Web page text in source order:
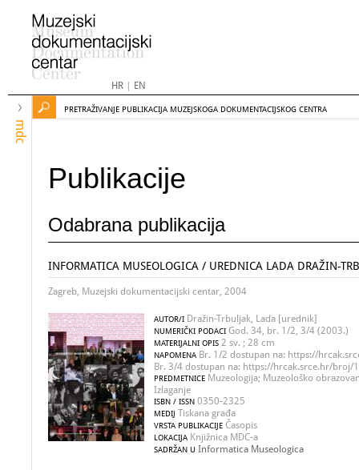
HR| EN
mdc
PRETRAŽIVANJE PUBLIKACIJA MUZEJSKOGA DOKUMENTACIJSKOG CENTRA
Publikacije
Odabrana publikacija
INFORMATICA MUSEOLOGICA / UREDNICA LADA DRAŽIN-
Zagreb, Muzejski dokumentacijski centar, 2004
AUTOR/I Dražin-Trbuljak, Lada [urednik]
NUMERIČKI PODACI God. 34, br. 1/2, 3/4 (2003.)
MATERIJALNI OPIS 2 sv. ; 28 cm
NAPOMENA Br. 1/2 dostupan na: https://
Br. 3/4 dostupan na: https://hrcak.srce.hr/broj/
PREDMETNICE Muzeologija; Muzeološko
Izlaganje
ISBN / ISSN 0350-2325
MEDIJ Tiskana građa
VRSTA PUBLIKACIJE Časopis
LOKACIJA Knjižnica MDC-a
SADRŽAN U Informatica Museologica